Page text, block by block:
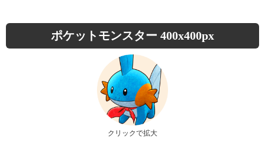
ポケットモンスター 400x400px
クリックで拡大